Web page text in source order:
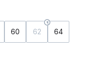
60 62 64